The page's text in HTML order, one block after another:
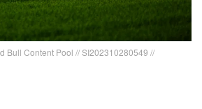
Bull Content Pool // SI202310280549 //